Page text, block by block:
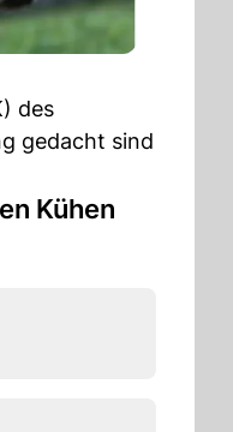
des
gedacht sind
Kühen